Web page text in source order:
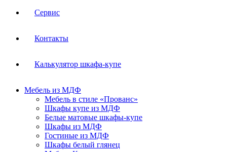
Сервис
Контакты
Калькулятор шкафа-купе
Мебель из МДФ
Мебель в стиле «Прованс»
Шкафы купе из МДФ
Белые матовые шкафы-купе
Шкафы из МДФ
Гостиные из МДФ
Шкафы белый глянец